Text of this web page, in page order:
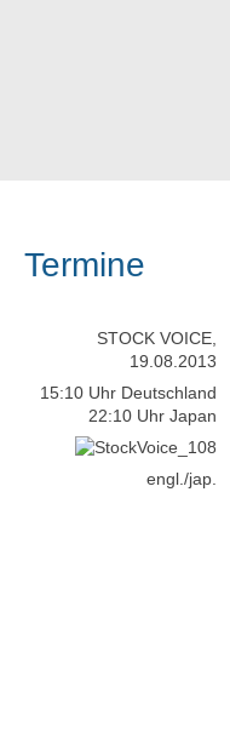
Termine
STOCK VOICE,
19.08.2013
15:10 Uhr Deutschland
22:10 Uhr Japan
engl./jap.